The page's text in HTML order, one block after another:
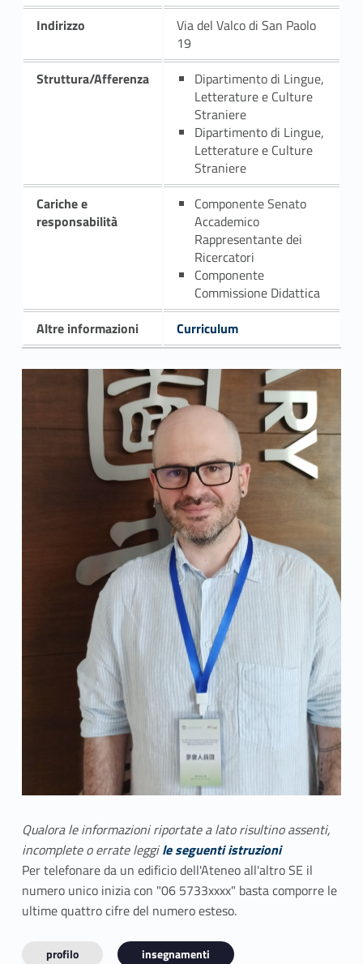
Indirizzo
Via del Valco di San Paolo
19
Struttura/Afferenza
Dipartimento di Lingue,
Letterature e Culture
Straniere
Dipartimento di Lingue,
Letterature e Culture
Straniere
Cariche e
responsabilità
Componente Senato
Accademico
Rappresentante dei
Ricercatori
Componente
Commissione Didattica
Altre informazioni
Curriculum
Qualora le informazioni riportate a lato risultino assenti,
incomplete o errate leggile seguenti istruzioni
Per telefonare da un edificio dell'Ateneo all'altro SE il
numero unico inizia con "06 5733xxxx" basta comporre le
ultime quattro cifre del numero esteso.
profilo
insegnamenti